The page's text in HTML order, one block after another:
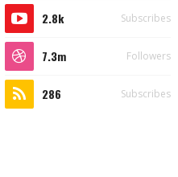
2.8k Subscribes
7.3m Followers
286 Subscribes